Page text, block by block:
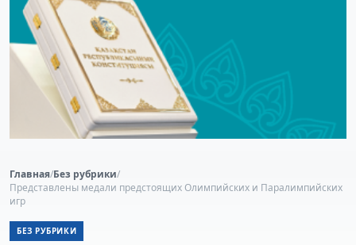
Главная/Без рубрики/
Представлены медали предстоящих Олимпийских и Паралимпийских
игр
БЕЗ РУБРИКИ